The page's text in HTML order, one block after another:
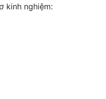
kinh nghiệm: